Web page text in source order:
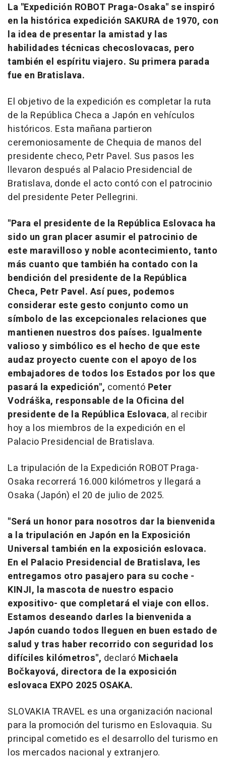
La "Expedición ROBOT Praga-Osaka" se inspiró
en la histórica expedición SAKURA de 1970, con
la idea de presentar la amistad y las
habilidades técnicas checoslovacas, pero
también el espíritu viajero. Su primera parada
fue en Bratislava.
El objetivo de la expedición es completar la ruta
de la República Checa a Japón en vehículos
históricos. Esta mañana partieron
ceremoniosamente de Chequia de manos del
presidente checo, Petr Pavel. Sus pasos les
llevaron después al Palacio Presidencial de
Bratislava, donde el acto contó con el patrocinio
del presidente Peter Pellegrini.
"Para el presidente de la República Eslovaca ha
sido un gran placer asumir el patrocinio de
este maravilloso y noble acontecimiento, tanto
más cuanto que también ha contado con la
bendición del presidente de la República
Checa, Petr Pavel. Así pues, podemos
considerar este gesto conjunto como un
símbolo de las excepcionales relaciones que
mantienen nuestros dos países. Igualmente
valioso y simbólico es el hecho de que este
audaz proyecto cuente con el apoyo de los
embajadores de todos los Estados por los que
pasará la expedición", comentó Peter
Vodráška, responsable de la Oficina del
presidente de la República Eslovaca, al recibir
hoy a los miembros de la expedición en el
Palacio Presidencial de Bratislava.
La tripulación de la Expedición ROBOT Praga-
Osaka recorrerá 16.000 kilómetros y llegará a
Osaka (Japón) el 20 de julio de 2025.
"Será un honor para nosotros dar la bienvenida
a la tripulación en Japón en la Exposición
Universal también en la exposición eslovaca.
En el Palacio Presidencial de Bratislava, les
entregamos otro pasajero para su coche -
KINJI, la mascota de nuestro espacio
expositivo- que completará el viaje con ellos.
Estamos deseando darles la bienvenida a
Japón cuando todos lleguen en buen estado de
salud y tras haber recorrido con seguridad los
difíciles kilómetros", declaró Michaela
Bočkayová, directora de la exposición
eslovaca EXPO 2025 OSAKA.
SLOVAKIATRAVEL es una organización nacional
para la promoción del turismo en Eslovaquia. Su
principal cometido es el desarrollo del turismo en
los mercados nacional y extranjero.